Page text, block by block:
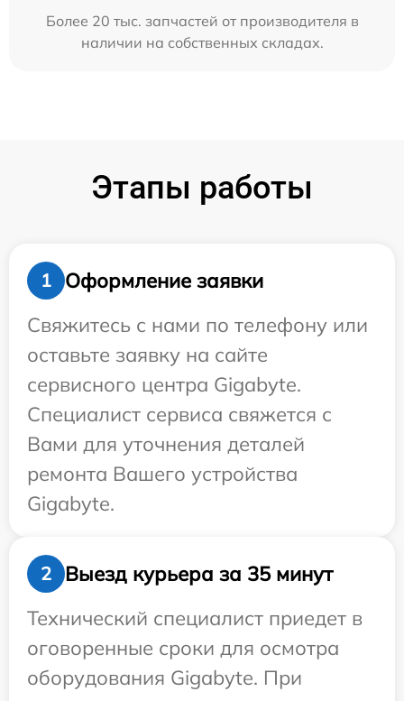
Более 20 тыс. запчастей от производителя в
наличии на собственных складах.
Этапы работы
1
Оформление заявки
Свяжитесь с нами по телефону или
оставьте заявку на сайте
сервисного центра Gigabyte.
Специалист сервиса свяжется с
Вами для уточнения деталей
ремонта Вашего устройства
Gigabyte.
2
Выезд курьера за 35 минут
Технический специалист приедет в
оговоренные сроки для осмотра
оборудования Gigabyte. При